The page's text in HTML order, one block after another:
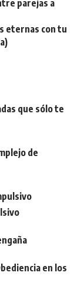
parejas a
eternas con tu
que sólo te
de
en los